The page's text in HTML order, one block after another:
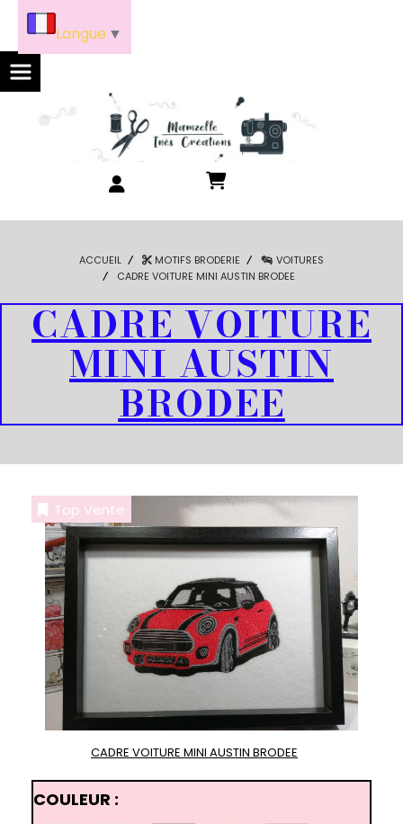
ACCUEIL MOTIFS BRODERIE
VOITURES
CADRE VOITURE MINI AUSTIN BRODEE
CADRE VOITURE
MINI AUSTIN
BRODEE
Top Vente
CADRE VOITURE MINI AUSTIN BRODEE
COULEUR :
Langue ▼